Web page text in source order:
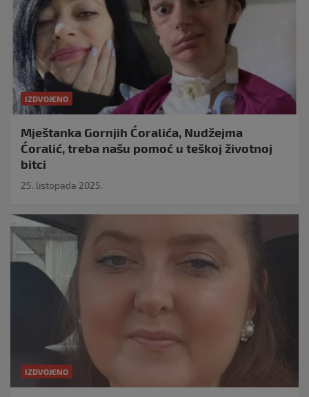
IZDVOJENO
Mještanka Gornjih Ćoralića, Nudžejma
Ćoralić, treba našu pomoć u teškoj životnoj
bitci
25. listopada 2025.
IZDVOJENO